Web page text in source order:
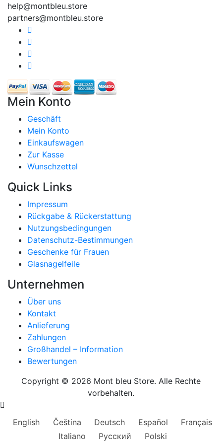
help@montbleu.store
partners@montbleu.store
Mein Konto
Geschäft
Mein Konto
Einkaufswagen
Zur Kasse
Wunschzettel
Quick Links
Impressum
Rückgabe & Rückerstattung
Nutzungsbedingungen
Datenschutz-Bestimmungen
Geschenke für Frauen
Glasnagelfeile
Unternehmen
Über uns
Kontakt
Anlieferung
Zahlungen
Großhandel – Information
Bewertungen
Copyright © 2026 Mont bleu Store. Alle Rechte
vorbehalten.
English Čeština Deutsch Español
Français
Italiano
Русский Polski